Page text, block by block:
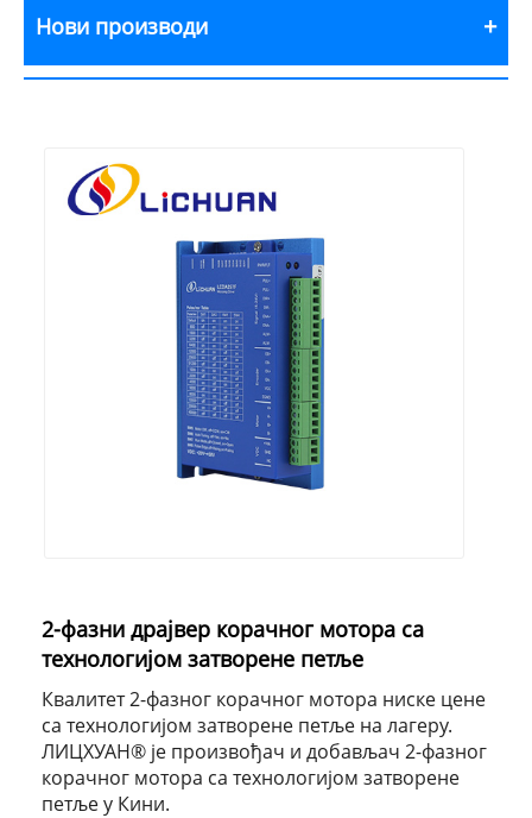
Нови производи
2-фазни драјвер корачног мотора са
технологијом затворене петље
Квалитет 2-фазног корачног мотора ниске цене
са технологијом затворене петље на лагеру.
ЛИЦХУАН® је произвођач и добављач 2-фазног
корачног мотора са технологијом затворене
петље у Кини.